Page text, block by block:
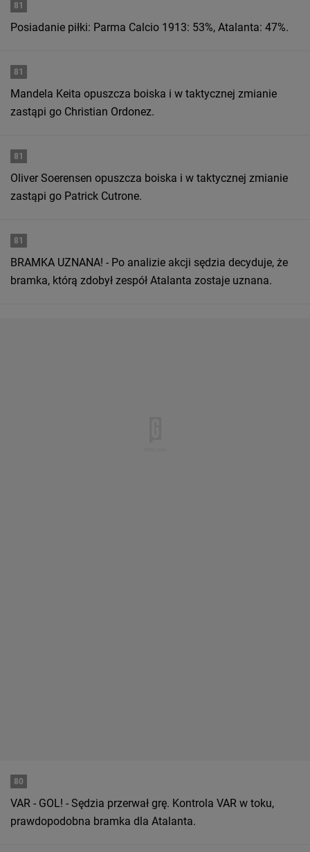
81
Posiadanie piłki: Parma Calcio 1913: 53%, Atalanta: 47%.
81
Mandela Keita opuszcza boiska i w taktycznej zmianie
zastąpi go Christian Ordonez.
81
Oliver Soerensen opuszcza boiska i w taktycznej zmianie
zastąpi go Patrick Cutrone.
81
BRAMKA UZNANA! - Po analizie akcji sędzia decyduje, że
bramka, którą zdobył zespół Atalanta zostaje uznana.
80
VAR - GOL! - Sędzia przerwał grę. Kontrola VAR w toku,
prawdopodobna bramka dla Atalanta.